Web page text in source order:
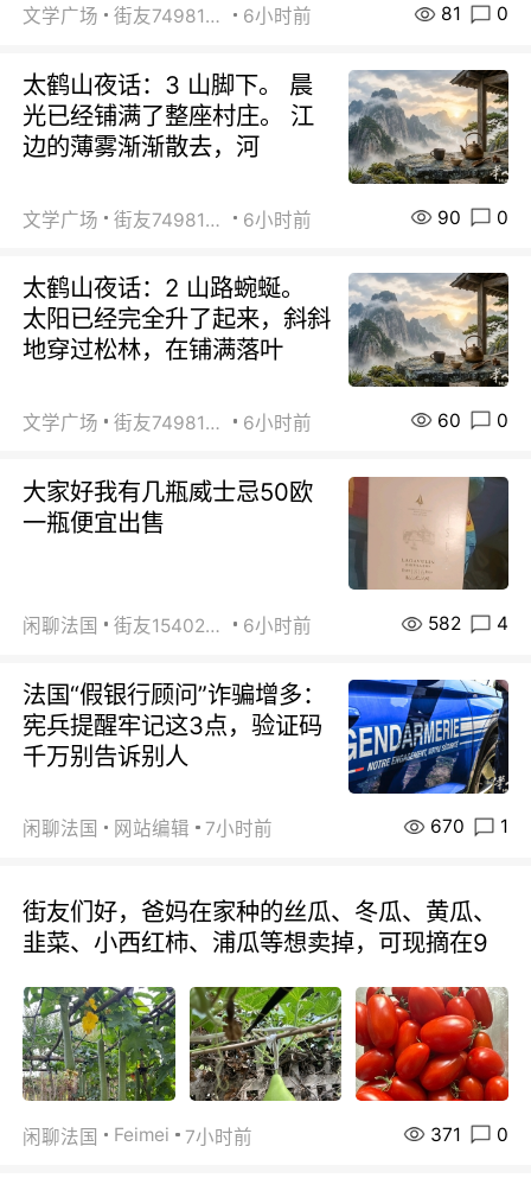
文学广场 街友74981146 6小时前 81 0
太鹤山夜话：3 山脚下。 晨
光已经铺满了整座村庄。 江
边的薄雾渐渐散去，河
文学广场 街友74981146 6小时前 90 0
太鹤山夜话：2 山路蜿蜒。
太阳已经完全升了起来，斜斜
地穿过松林，在铺满落叶
文学广场 街友74981146 6小时前 60 0
大家好我有几瓶威士忌50欧
一瓶便宜出售
闲聊法国 街友15402223 6小时前 582 4
法国“假银行顾问”诈骗增多：
宪兵提醒牢记这3点，验证码
千万别告诉别人
闲聊法国 网站编辑 7小时前 670 1
街友们好，爸妈在家种的丝瓜、冬瓜、黄瓜、
韭菜、小西红柿、浦瓜等想卖掉，可现摘在9
闲聊法国 Feimei 7小时前 371 0